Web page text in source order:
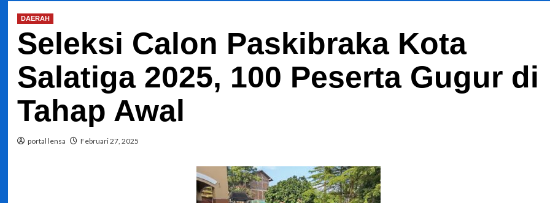
DAERAH
Seleksi Calon Paskibraka Kota
Salatiga 2025, 100 Peserta Gugur di
Tahap Awal
portal lensa Februari 27, 2025